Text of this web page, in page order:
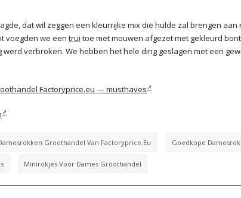
dat wil zeggen een kleurrijke mix die hulde zal brengen
voegden we een trui toe met mouwen afgezet met gekleurd
verbroken. We hebben het hele ding geslagen met een
Factoryprice.eu — musthaves
Groothandel Van Factoryprice.eu Goedkope
Minirokjes Voor Dames Groothandel